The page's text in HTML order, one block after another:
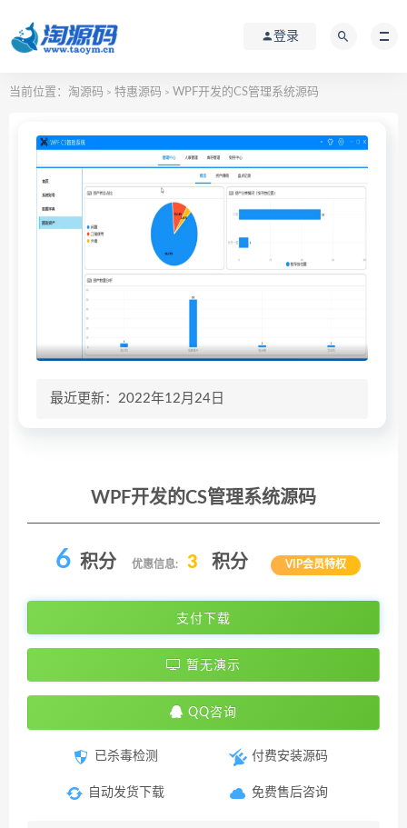
登录
当前位置： 淘源码 > 特惠源码 > WPF开发的CS管理系统源码
最近更新：2022年12月24日
WPF开发的CS管理系统源码
6 积分 优惠信息: 3 积分 VIP会员特权
支付下载
暂无演示
QQ咨询
已杀毒检测
自动发货下载
付费安装源码
免费售后咨询